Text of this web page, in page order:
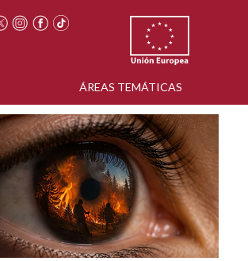
ÁREAS TEMÁTICAS